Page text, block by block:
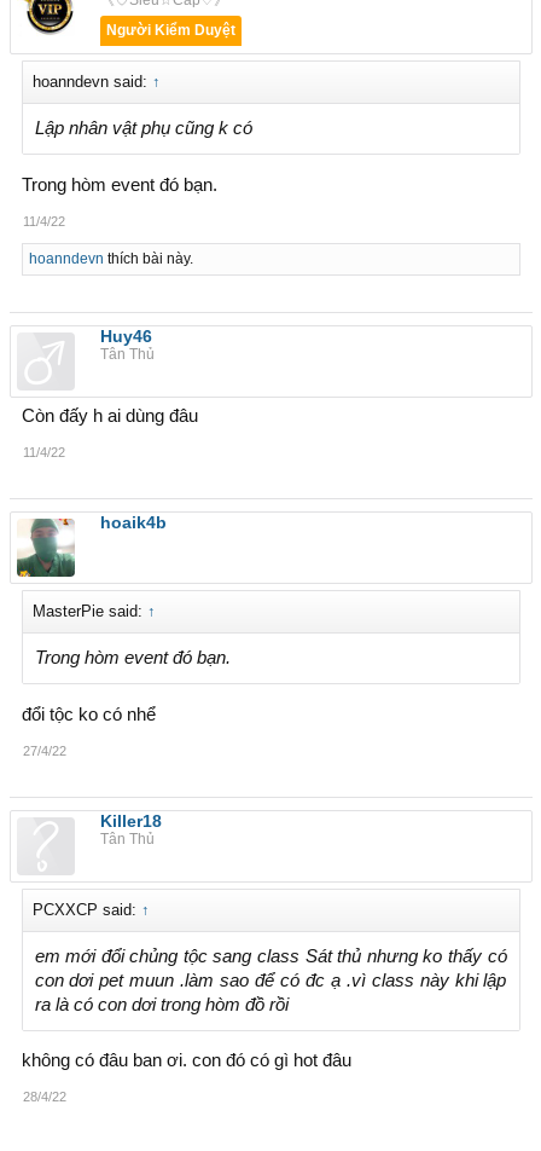
Người Kiểm Duyệt
hoanndevn said: ↑
Lập nhân vật phụ cũng k có
Trong hòm event đó bạn.
11/4/22
hoanndevn thích bài này.
Huy46
Tân Thủ
Còn đấy h ai dùng đâu
11/4/22
hoaik4b
MasterPie said: ↑
Trong hòm event đó bạn.
đổi tộc ko có nhể
27/4/22
Killer18
Tân Thủ
PCXXCP said: ↑
em mới đổi chủng tộc sang class Sát thủ nhưng ko thấy có
con dơi pet muun .làm sao để có đc ạ .vì class này khi lập
ra là có con dơi trong hòm đồ rồi
không có đâu ban ơi. con đó có gì hot đâu
28/4/22